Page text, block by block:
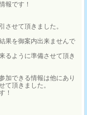
報です！
させて頂きました。
果を御案内出来ませんで
るように準備させて頂き
加できる情報は他にあり
て頂きました。
！